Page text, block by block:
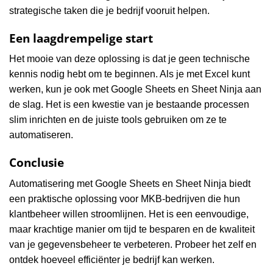
strategische taken die je bedrijf vooruit helpen.
Een laagdrempelige start
Het mooie van deze oplossing is dat je geen technische
kennis nodig hebt om te beginnen. Als je met Excel kunt
werken, kun je ook met Google Sheets en Sheet Ninja aan
de slag. Het is een kwestie van je bestaande processen
slim inrichten en de juiste tools gebruiken om ze te
automatiseren.
Conclusie
Automatisering met Google Sheets en Sheet Ninja biedt
een praktische oplossing voor MKB-bedrijven die hun
klantbeheer willen stroomlijnen. Het is een eenvoudige,
maar krachtige manier om tijd te besparen en de kwaliteit
van je gegevensbeheer te verbeteren. Probeer het zelf en
ontdek hoeveel efficiënter je bedrijf kan werken.